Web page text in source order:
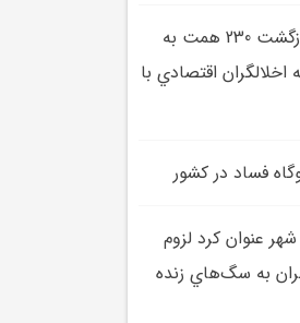
سخنگوي فراجا خبر داد؛بازگشت 230 همت به
اقتصادي با
عنوان کرد لزوم
به سگ‌هاي زنده